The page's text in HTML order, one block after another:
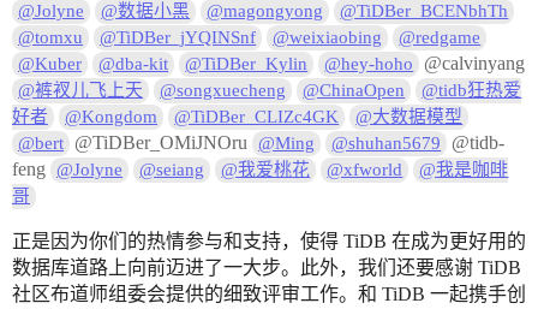
@Jolyne
@数据小黑 @magongyong
@TiDBer_BCENbhTh
@tomxu
@TiDBer_jYQINSnf @weixiaobing
@redgame
@Kuber
@dba-kit @TiDBer_Kylin @hey-hoho @calvinyang
@裤衩儿飞上天 @songxuecheng @ChinaOpen
@tidb狂热爱
好者
@Kongdom @TiDBer_CLIZc4GK
@大数据模型
@bert
@TiDBer_OMiJNOru @Ming @shuhan5679
@tidb-
feng
@Jolyne @seiang @我爱桃花 @xfworld
@我是咖啡
哥
正是因为你们的热情参与和支持，使得 TiDB 在成为更好用的
数据库道路上向前迈进了一大步。此外，我们还要感谢 TiDB
社区布道师组委会提供的细致评审工作。和 TiDB 一起携手创